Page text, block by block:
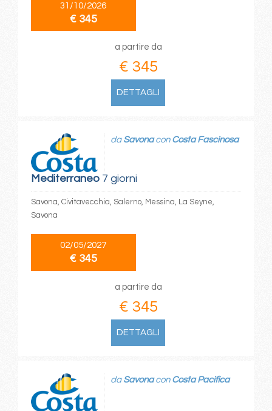
31/10/2026
€ 345
a partire da
€ 345
DETTAGLI
Mediterraneo7 giorni
da Savonacon Costa Fascinosa
Savona, Civitavecchia, Salerno, Messina, La Seyne,
Savona
02/05/2027
€ 345
a partire da
€ 345
DETTAGLI
da Savonacon Costa Pacifica